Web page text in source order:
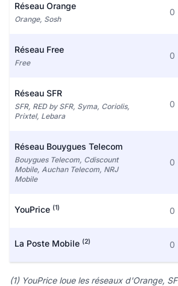
Réseau Orange
Orange, Sosh
0
Réseau Free
Free
0
Réseau SFR
SFR, RED by SFR, Syma, Coriolis,
Prixtel, Lebara
0
Réseau Bouygues Telecom
Bouygues Telecom, Cdiscount
Mobile, Auchan Telecom, NRJ
Mobile
0
YouPrice (1) 0
La Poste Mobile (2) 0
(1) YouPrice loue les réseaux d'Orange,